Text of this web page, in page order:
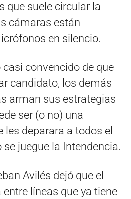
que suele circular la
cámaras están
en silencio.
convencido de que
candidato, los demás
arman sus estrategias
ser (o no) una
les deparara a todos el
se juegue la Intendencia.
Avilés dejó que el
líneas que ya tiene